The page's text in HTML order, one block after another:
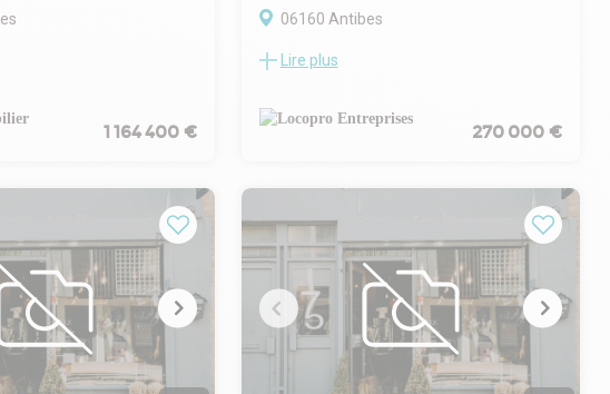
- Murs commerciaux
au cœur d'un
neuf d'envergure,
contemporaine
haut de gamme,
ce local
123 m² bénéficie d'un
avec un superbe
central, offrant un cadre
votre clientèle.
1 164 400 €
06160 Antibes
Le cabinet Locopro Entreprises vous
d'une surface totale de 248,94 m²
idéalement situés boulevard du Président
Juan-les-Pins bénéficie d'une attractivité
touristique et commerciale reconnue,
portée par un flux important de clientèles
nationale et internationale. Le boulevard du
Président Wilson constitue un axe
structurant de la ville, au coeur d'un tissu
commercial dense et animé, offrant une
visibilité optimale pour toute activité à
Lire plus
270 000 €